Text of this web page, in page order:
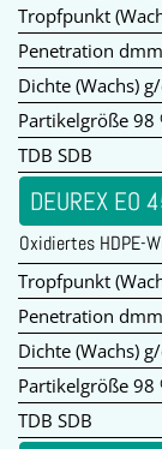
Tropfpunkt
Penetration dmm
Dichte (Wachs)
Partikelgröße 98
TDB SDB
DEUREX EO
Oxidiertes HDPE-
Tropfpunkt
Penetration dmm
Dichte (Wachs)
Partikelgröße 98
TDB SDB